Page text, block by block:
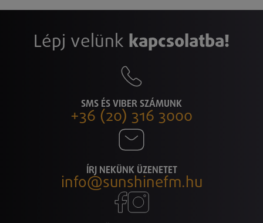
Lépj velünk kapcsolatba!
SMS ÉS VIBER SZÁMUNK
+36 (20) 316 3000
ÍRJ NEKÜNK ÜZENETET
info@sunshinefm.hu